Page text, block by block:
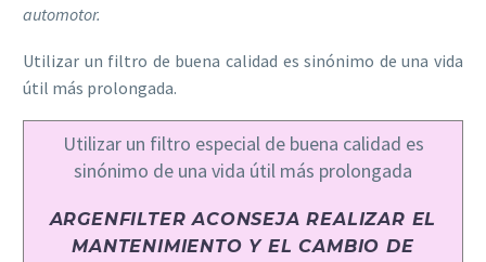
automotor.
Utilizar un filtro de buena calidad es sinónimo de una vida
útil más prolongada.
Utilizar un filtro especial de buena calidad es
sinónimo de una vida útil más prolongada
ARGENFILTER ACONSEJA REALIZAR EL
MANTENIMIENTO Y EL CAMBIO DE